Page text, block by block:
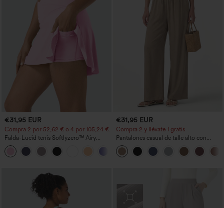
€31,95 EUR
Compra 2 por 52,62 € o 4 por 105,24 €.
Falda-Lucid tenis Softlyzero™ Airy
cruzado tacto fresco bolsillo lateral 2 en
1 -UPF50+
+25
€31,95 EUR
Compra 2 y llévate 1 gratis
Pantalones casual de talle alto con
cordón, pernera ancha, en mezcla de
lino y con bolsillos